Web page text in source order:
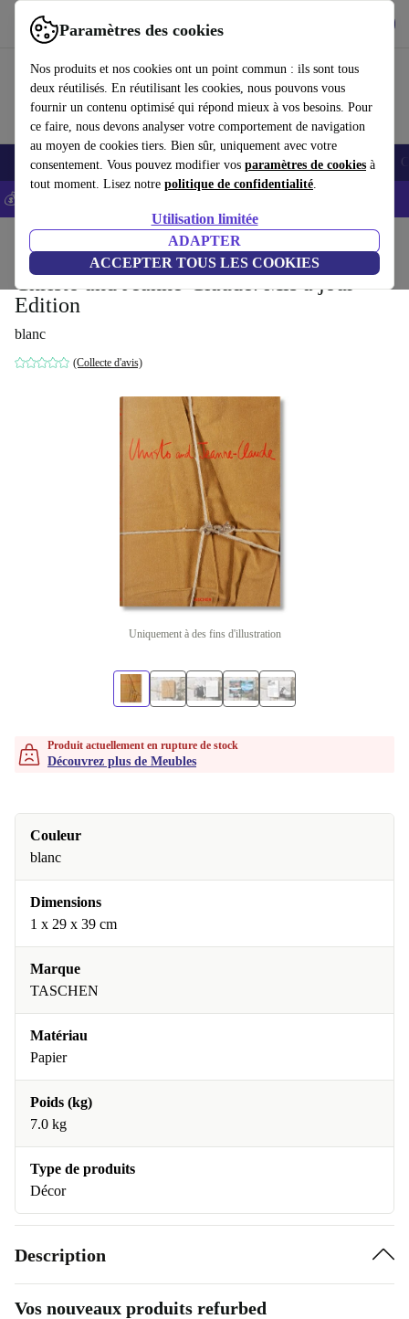
Paramètres des cookies
Nos produits et nos cookies ont un point commun : ils sont tous
deux réutilisés. En réutilisant les cookies, nous pouvons vous
fournir un contenu optimisé qui répond mieux à vos besoins. Pour
ce faire, nous devons analyser votre comportement de navigation
au moyen de cookies tiers. Bien sûr, uniquement avec votre
consentement. Vous pouvez modifier vos paramètres de cookies à
tout moment. Lisez notre politique de confidentialité.
Utilisation limitée
ADAPTER
ACCEPTER TOUS LES COOKIES
Utilisez refurbed rapidement et facilement
Smartphones Laptops Tablettes Montres connectées Accessoires
💰-5% EXTRA sur les iPhones – Code: IPHONEDEAL -
Meubles
Christo and Jeanne-Claude. Mis à jour
Edition
blanc
(Collecte d'avis)
Uniquement à des fins d'illustration
Produit actuellement en rupture de stock
Découvrez plus de Meubles
Couleur
blanc
Dimensions
1 x 29 x 39 cm
Marque
TASCHEN
Matériau
Papier
Poids (kg)
7.0 kg
Type de produits
Décor
Description
Vos nouveaux produits refurbed